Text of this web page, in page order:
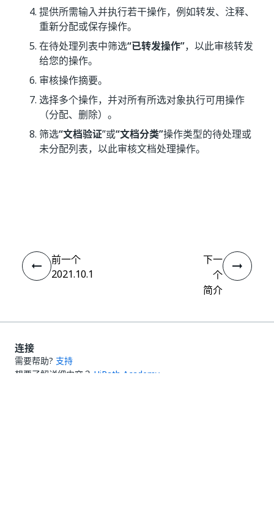
提供所需输入并执行若干操作，例如转发、注释、
重新分配或保存操作。
在待处理列表中筛选“已转发操作”，以此审核转发
给您的操作。
审核操作摘要。
选择多个操作，并对所有所选对象执行可用操作
（分配、删除）。
筛选“文档验证”或“文档分类”操作类型的待处理或
未分配列表，以此审核文档处理操作。
前一个
2021.10.1
下一
个
简介
连接
需要帮助? 支持
想要了解详细内容？ UiPath Academy